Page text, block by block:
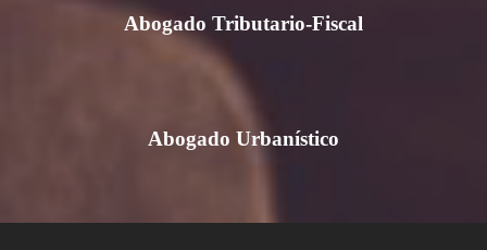
Abogado Tributario-Fiscal
Abogado Urbanístico